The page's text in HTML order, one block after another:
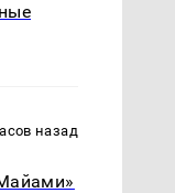
назад